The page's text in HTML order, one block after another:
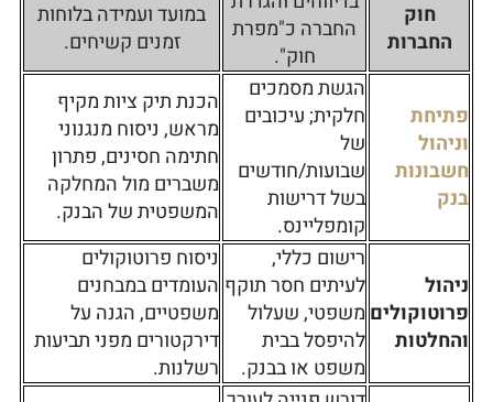
חוק
החברות
החברה כ"מפרת
חוק".
במועד ועמידה בלוחות
זמנים קשיחים.
פתיחת
וניהול
חשבונות
בנק
הגשת מסמכים
חלקית; עיכובים
של
שבועות/חודשים
בשל דרישות
קומפליינס.
הכנת תיק ציות מקיף
מראש, ניסוח מנגנוני
חתימה חסינים, פתרון
משברים מול המחלקה
המשפטית של הבנק.
ניהול
פרוטוקולים
והחלטות
רישום כללי,
לעיתים חסר תוקף
משפטי, שעלול
להיפסל בבית
משפט או בבנק.
ניסוח פרוטוקולים
העומדים במבחנים
משפטיים, הגנה על
דירקטורים מפני תביעות
רשלנות.